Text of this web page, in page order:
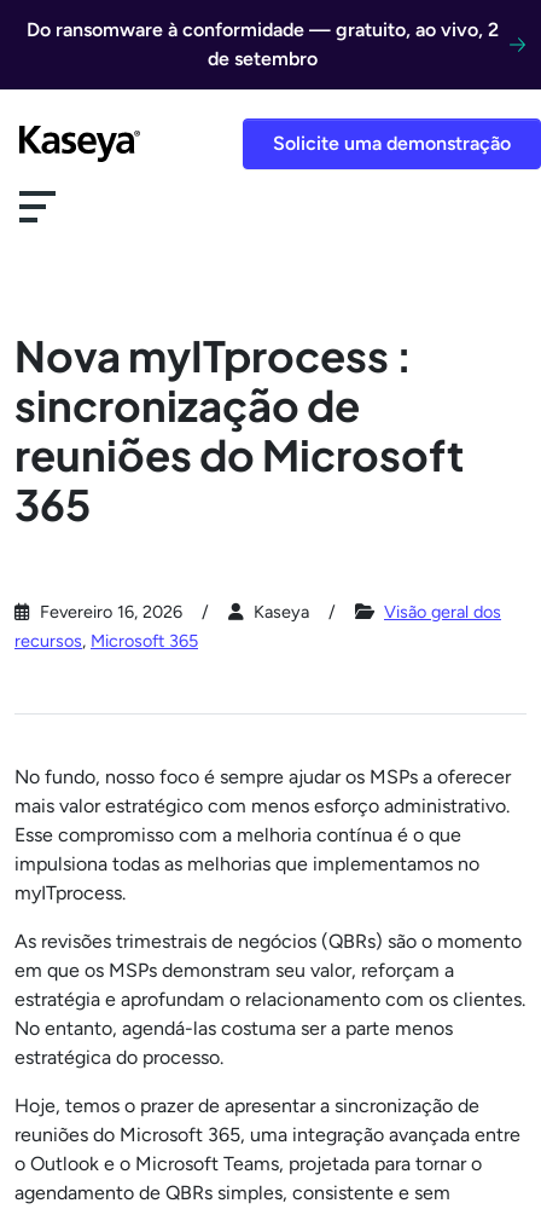
Do ransomware à conformidade — gratuito, ao vivo, 2
de setembro
Solicite uma demonstração
Nova myITprocess :
sincronização de
reuniões do Microsoft
365
Fevereiro 16, 2026 Kaseya
Visão geral dos
recursos, Microsoft 365
No fundo, nosso foco é sempre ajudar os MSPs a oferecer
mais valor estratégico com menos esforço administrativo.
Esse compromisso com a melhoria contínua é o que
impulsiona todas as melhorias que implementamos no
myITprocess.
As revisões trimestrais de negócios (QBRs) são o momento
em que os MSPs demonstram seu valor, reforçam a
estratégia e aprofundam o relacionamento com os clientes.
No entanto, agendá-las costuma ser a parte menos
estratégica do processo.
Hoje, temos o prazer de apresentar a sincronização de
reuniões do Microsoft 365, uma integração avançada entre
o Outlook e o Microsoft Teams, projetada para tornar o
agendamento de QBRs simples, consistente e sem